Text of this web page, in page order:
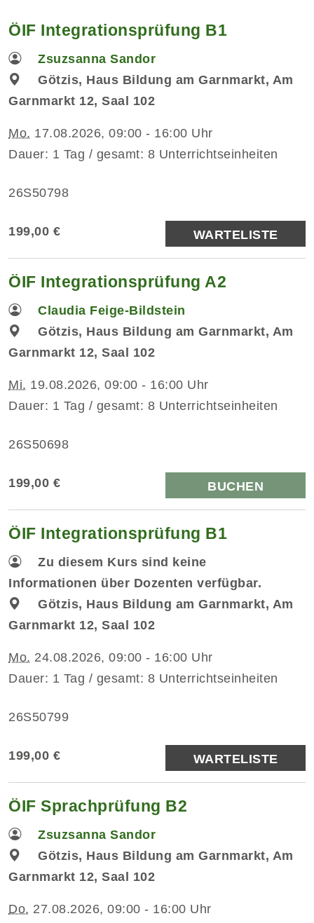
ÖIF Integrationsprüfung B1
Zsuzsanna Sandor
Götzis, Haus Bildung am Garnmarkt, Am
Garnmarkt 12, Saal 102
Mo. 17.08.2026, 09:00 - 16:00 Uhr
Dauer: 1 Tag / gesamt: 8 Unterrichtseinheiten
26S50798
199,00 € WARTELISTE
ÖIF Integrationsprüfung A2
Claudia Feige-Bildstein
Götzis, Haus Bildung am Garnmarkt, Am
Garnmarkt 12, Saal 102
Mi. 19.08.2026, 09:00 - 16:00 Uhr
Dauer: 1 Tag / gesamt: 8 Unterrichtseinheiten
26S50698
199,00 € BUCHEN
ÖIF Integrationsprüfung B1
Zu diesem Kurs sind keine
Informationen über Dozenten verfügbar.
Götzis, Haus Bildung am Garnmarkt, Am
Garnmarkt 12, Saal 102
Mo. 24.08.2026, 09:00 - 16:00 Uhr
Dauer: 1 Tag / gesamt: 8 Unterrichtseinheiten
26S50799
199,00 € WARTELISTE
ÖIF Sprachprüfung B2
Zsuzsanna Sandor
Götzis, Haus Bildung am Garnmarkt, Am
Garnmarkt 12, Saal 102
Do. 27.08.2026, 09:00 - 16:00 Uhr